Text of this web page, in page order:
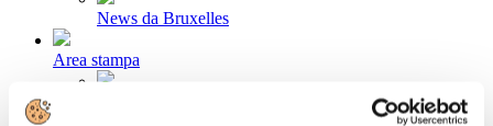
News da Bruxelles
Area stampa